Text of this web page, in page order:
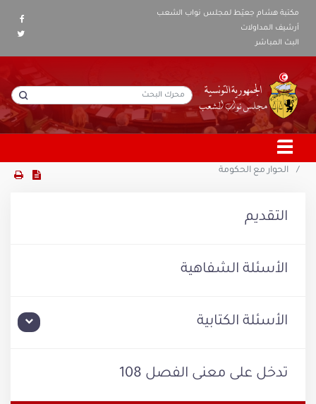
مكتبة هشام جعيّط لمجلس نواب الشعب
أرشيف المداولات
البث المباشر
الحوار مع الحكومة
التقديم
الأسئلة الشفاهية
الأسئلة الكتابية
تدخل على معنى الفصل 108